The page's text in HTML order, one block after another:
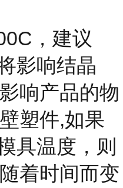
，建议
影响结晶
响产品的物
塑件,如果
具温度，则
着时间而变